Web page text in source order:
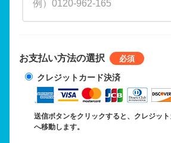
お支払い方法の選択
クレジットカード決済
送信ボタンをクリックすると、クレジッ
へ移動します。